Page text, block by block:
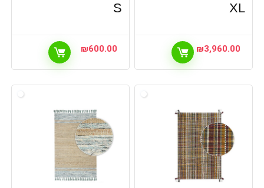
XL
₪3,960.00
S
₪600.00